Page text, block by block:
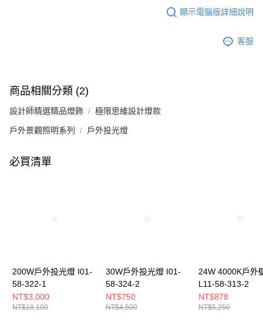
顯示電腦版詳細說明
客服
商品相關分類 (2)
設計師精選精品燈飾 極限思維設計燈款
戶外景觀照明系列 戶外投光燈
必買清單
200W戶外投光燈 I01-
58-322-1
NT$3,000
NT$18,100
30W戶外投光燈 I01-
58-324-2
NT$750
NT$4,500
24W 4000K戶外
L11-58-313-2
NT$878
NT$5,250